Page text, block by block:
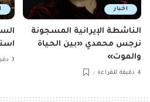
اخبار
الناشطة الإيرانية المسجونة
نرجس محمدي «بين الحياة
والموت»
4 دقيقة للقراءة
3 دقيقة للقراءة